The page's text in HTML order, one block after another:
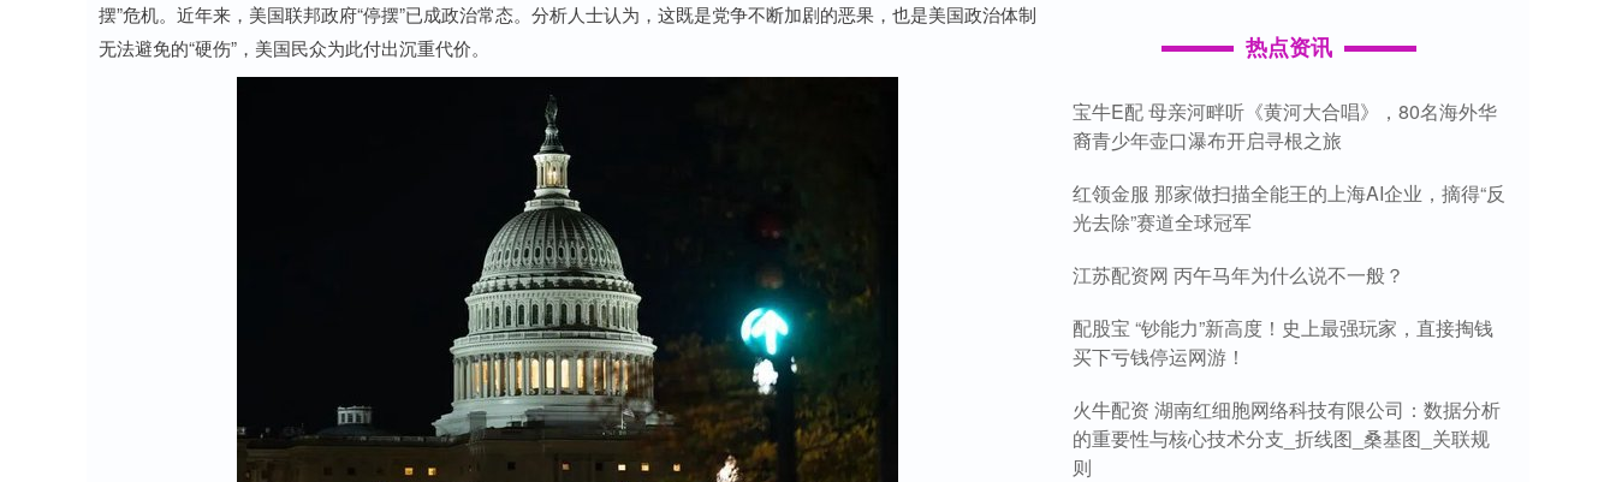
摆”危机。近年来，美国联邦政府“停摆”已成政治常态。分析人士认为，这既是党争不断加剧的恶果，也是美国政治体制
无法避免的“硬伤”，美国民众为此付出沉重代价。
热点资讯
宝牛E配 母亲河畔听《黄河大合唱》，80名海外华
裔青少年壶口瀑布开启寻根之旅
红领金服 那家做扫描全能王的上海AI企业，摘得“反
光去除”赛道全球冠军
江苏配资网 丙午马年为什么说不一般？
配股宝 “钞能力”新高度！史上最强玩家，直接掏钱
买下亏钱停运网游！
火牛配资 湖南红细胞网络科技有限公司：数据分析
的重要性与核心技术分支_折线图_桑基图_关联规
则